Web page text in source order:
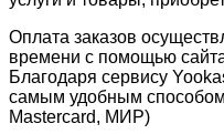
Оплата заказов
времени с помощью
Благодаря сервису
самым удобным
Mastercard, МИР)